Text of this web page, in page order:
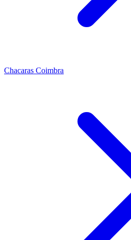
Chacaras Coimbra